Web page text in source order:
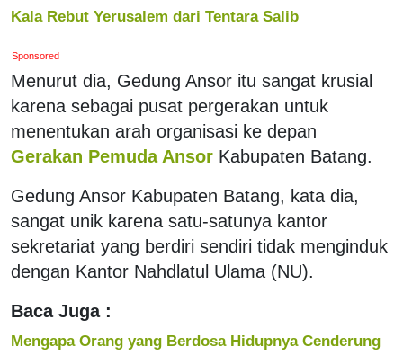
Kala Rebut Yerusalem dari Tentara Salib
Sponsored
Menurut dia, Gedung Ansor itu sangat krusial
karena sebagai pusat pergerakan untuk
menentukan arah organisasi ke depan
Gerakan Pemuda Ansor Kabupaten Batang.
Gedung Ansor Kabupaten Batang, kata dia,
sangat unik karena satu-satunya kantor
sekretariat yang berdiri sendiri tidak menginduk
dengan Kantor Nahdlatul Ulama (NU).
Baca Juga :
Mengapa Orang yang Berdosa Hidupnya Cenderung